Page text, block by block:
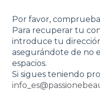
Por favor,
Para recuperar tu
introduce tu
asegurándote de no
espacios.
Si sigues teniendo